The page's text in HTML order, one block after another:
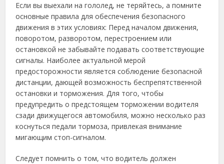
Если вы выехали на гололед, не теряйтесь, а помните
основные правила для обеспечения безопасного
движения в этих условиях: Перед началом движения,
поворотом, разворотом, перестроением или
остановкой не забывайте подавать соответствующие
сигналы. Наиболее актуальной мерой
предосторожности является соблюдение безопасной
дистанции, дающей возможность беспрепятственной
остановки и торможения. Для того, чтобы
предупредить о предстоящем торможении водителя
сзади движущегося автомобиля, можно несколько раз
коснуться педали тормоза, привлекая внимание
мигающим стоп-сигналом.
Следует помнить о том, что водитель должен